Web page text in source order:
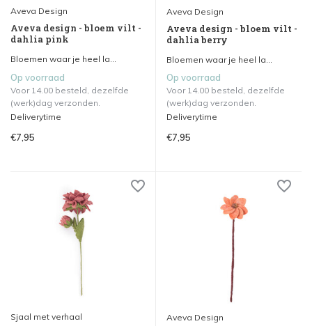
Aveva Design
Aveva design - bloem vilt -
dahlia pink
Bloemen waar je heel la...
Op voorraad
Voor 14.00 besteld, dezelfde
(werk)dag verzonden.
Deliverytime
€7,95
Aveva Design
Aveva design - bloem vilt -
dahlia berry
Bloemen waar je heel la...
Op voorraad
Voor 14.00 besteld, dezelfde
(werk)dag verzonden.
Deliverytime
€7,95
Sjaal met verhaal Aveva Design